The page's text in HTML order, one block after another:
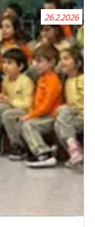
ve
büyük
26.2.2026